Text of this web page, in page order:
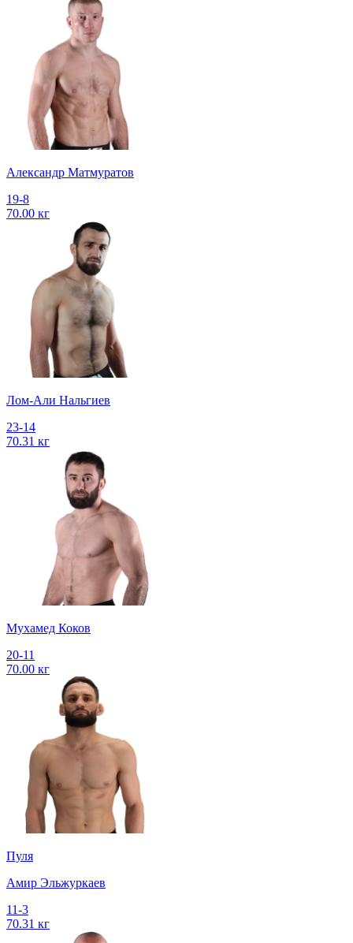
Александр Матмуратов
19-8
70.00 кг
Лом-Али Нальгиев
23-14
70.31 кг
Мухамед Коков
20-11
70.00 кг
Пуля
Амир Эльжуркаев
11-3
70.31 кг